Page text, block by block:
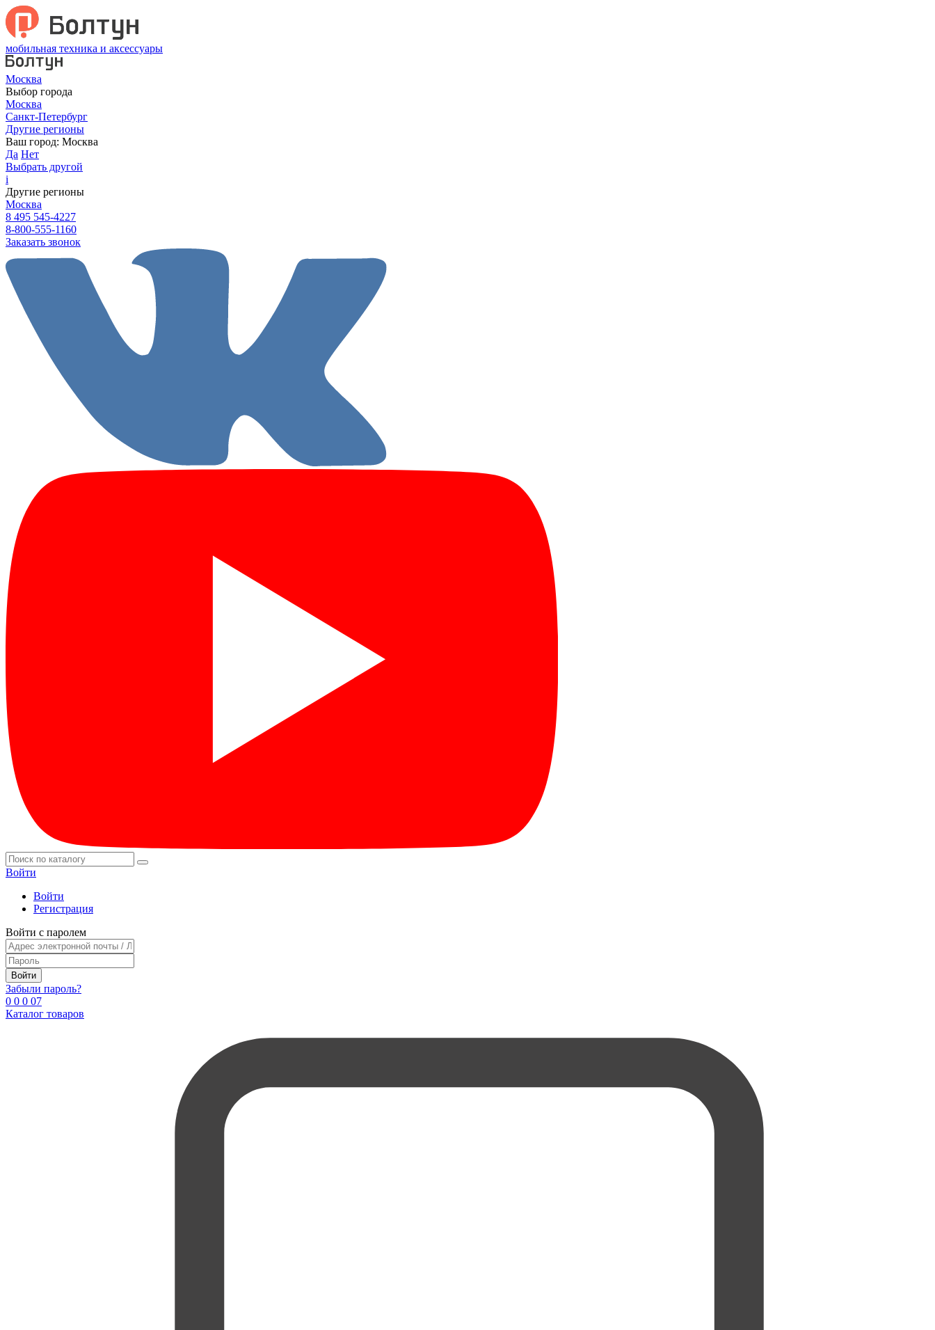
мобильная техника и аксессуары
Москва
Выбор города
Москва
Санкт-Петербург
Другие регионы
Ваш город: Москва
Да Нет
Выбрать другой
i
Другие регионы
Москва
8 495 545-4227
8-800-555-1160
Заказать звонок
Войти
Войти
Регистрация
Войти с паролем
Войти
Забыли пароль?
0 0 0 07
Каталог товаров